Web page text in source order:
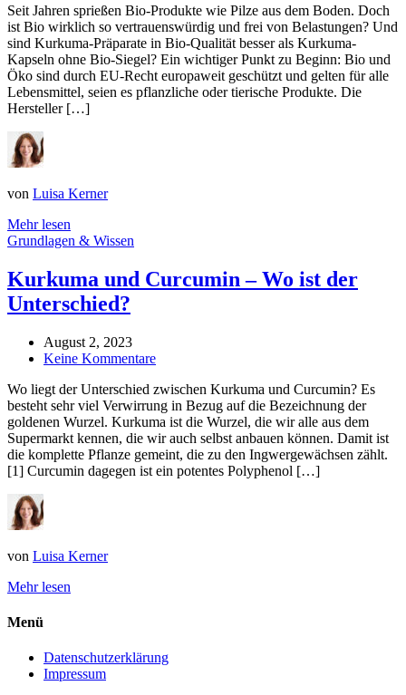
Seit Jahren sprießen Bio-Produkte wie Pilze aus dem Boden. Doch
ist Bio wirklich so vertrauenswürdig und frei von Belastungen? Und
sind Kurkuma-Präparate in Bio-Qualität besser als Kurkuma-
Kapseln ohne Bio-Siegel? Ein wichtiger Punkt zu Beginn: Bio und
Öko sind durch EU-Recht europaweit geschützt und gelten für alle
Lebensmittel, seien es pflanzliche oder tierische Produkte. Die
Hersteller […]
von Luisa Kerner
Mehr lesen
Grundlagen & Wissen
Kurkuma und Curcumin – Wo ist der
Unterschied?
August 2, 2023
Keine Kommentare
Wo liegt der Unterschied zwischen Kurkuma und Curcumin? Es
besteht sehr viel Verwirrung in Bezug auf die Bezeichnung der
goldenen Wurzel. Kurkuma ist die Wurzel, die wir alle aus dem
Supermarkt kennen, die wir auch selbst anbauen können. Damit ist
die komplette Pflanze gemeint, die zu den Ingwergewächsen zählt.
[1] Curcumin dagegen ist ein potentes Polyphenol […]
von Luisa Kerner
Mehr lesen
Menü
Datenschutzerklärung
Impressum